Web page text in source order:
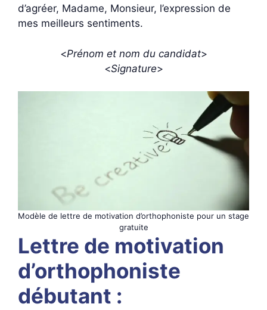
d’agréer, Madame, Monsieur, l’expression de
mes meilleurs sentiments.
<Prénom et nom du candidat>
<Signature>
Modèle de lettre de motivation d’orthophoniste pour un stage
gratuite
Lettre de motivation
d’orthophoniste
débutant :